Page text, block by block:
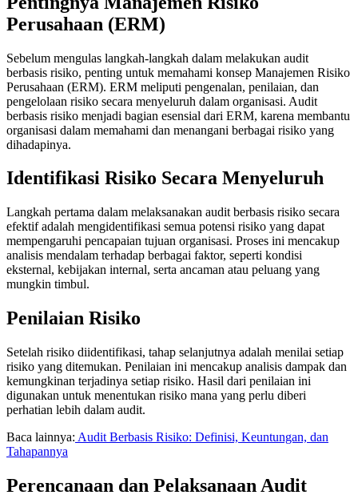
Perusahaan (ERM)
Sebelum mengulas langkah-langkah dalam melakukan audit
berbasis risiko, penting untuk memahami konsep Manajemen Risiko
Perusahaan (ERM). ERM meliputi pengenalan, penilaian, dan
pengelolaan risiko secara menyeluruh dalam organisasi. Audit
berbasis risiko menjadi bagian esensial dari ERM, karena membantu
organisasi dalam memahami dan menangani berbagai risiko yang
dihadapinya.
Identifikasi Risiko Secara Menyeluruh
Langkah pertama dalam melaksanakan audit berbasis risiko secara
efektif adalah mengidentifikasi semua potensi risiko yang dapat
mempengaruhi pencapaian tujuan organisasi. Proses ini mencakup
analisis mendalam terhadap berbagai faktor, seperti kondisi
eksternal, kebijakan internal, serta ancaman atau peluang yang
mungkin timbul.
Penilaian Risiko
Setelah risiko diidentifikasi, tahap selanjutnya adalah menilai setiap
risiko yang ditemukan. Penilaian ini mencakup analisis dampak dan
kemungkinan terjadinya setiap risiko. Hasil dari penilaian ini
digunakan untuk menentukan risiko mana yang perlu diberi
perhatian lebih dalam audit.
Baca lainnya: Audit Berbasis Risiko: Definisi, Keuntungan, dan
Tahapannya
Perencanaan dan Pelaksanaan Audit